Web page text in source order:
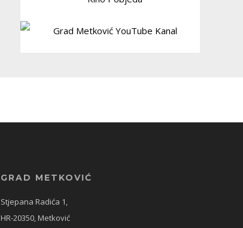
GRAD METKOVIĆ
Stjepana Radića 1,
HR-20350, Metković